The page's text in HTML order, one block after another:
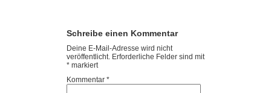
Schreibe einen Kommentar
Deine E-Mail-Adresse wird nicht
veröffentlicht. Erforderliche Felder sind mit
* markiert
Kommentar *